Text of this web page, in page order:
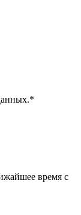
*
время с